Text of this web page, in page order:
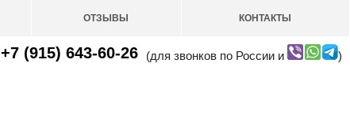
ОТЗЫВЫ КОНТАКТЫ
+7 (915) 643-60-26 (для звонков по России и )